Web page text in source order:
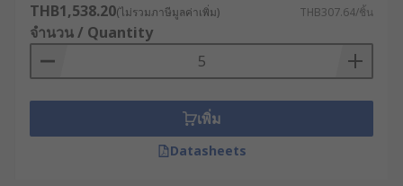
THB1,538.20(ไม่รวมภาษีมูลค่าเพิ่ม) THB307.64/ชิ้น
จำนวน / Quantity
เพิ่ม
Datasheets